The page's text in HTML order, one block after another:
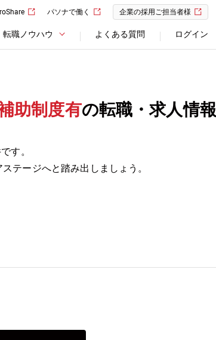
パソナで働く 企業の採用ご担当者様
転職ノウハウ よくある質問 ログイン
助制度有の転職・求人情報
す。
テージへと踏み出しましょう。